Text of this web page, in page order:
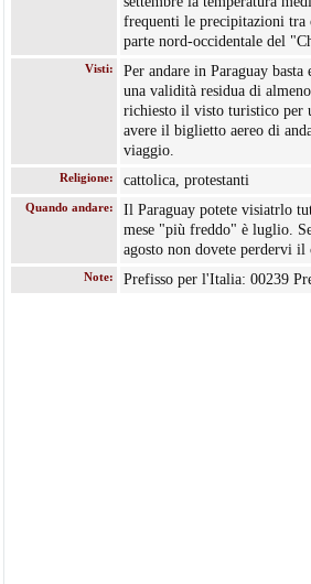
frequenti le precipitazioni tra
parte nord-occidentale del
Visti:
Per andare in Paraguay basta
una validità residua di
richiesto il visto turistico per
avere il biglietto aereo di
viaggio.
Religione: cattolica, protestanti
Quando andare:
Il Paraguay potete visiatrlo
mese "più freddo" è luglio.
agosto non dovete perdervi il
Note: Prefisso per l'Italia: 00239